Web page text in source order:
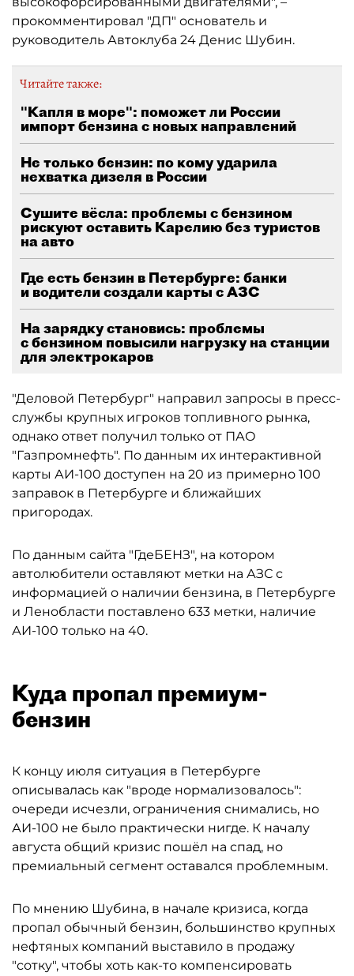
прокомментировал "ДП" основатель и
руководитель Автоклуба 24 Денис Шубин.
Читайте также:
"Капля в море": поможет ли России
импорт бензина с новых направлений
Не только бензин: по кому ударила
нехватка дизеля в России
Сушите вёсла: проблемы с бензином
рискуют оставить Карелию без туристов
на авто
Где есть бензин в Петербурге: банки
и водители создали карты с АЗС
На зарядку становись: проблемы
с бензином повысили нагрузку на станции
для электрокаров
"Деловой Петербург" направил запросы в пресс-
службы крупных игроков топливного рынка,
однако ответ получил только от ПАО
"Газпромнефть". По данным их интерактивной
карты АИ-100 доступен на 20 из примерно 100
заправок в Петербурге и ближайших
пригородах.
По данным сайта "ГдеБЕНЗ", на котором
автолюбители оставляют метки на АЗС с
информацией о наличии бензина, в Петербурге
и Ленобласти поставлено 633 метки, наличие
АИ-100 только на 40.
Куда пропал премиум-
бензин
К концу июля ситуация в Петербурге
описывалась как "вроде нормализовалось":
очереди исчезли, ограничения снимались, но
АИ-100 не было практически нигде. К началу
августа общий кризис пошёл на спад, но
премиальный сегмент оставался проблемным.
По мнению Шубина, в начале кризиса, когда
пропал обычный бензин, большинство крупных
нефтяных компаний выставило в продажу
"сотку", чтобы хоть как-то компенсировать